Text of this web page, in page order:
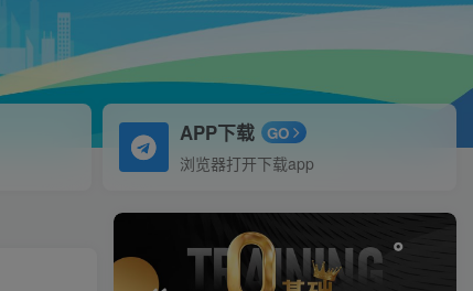
APP下载 GO
浏览器打开下载app